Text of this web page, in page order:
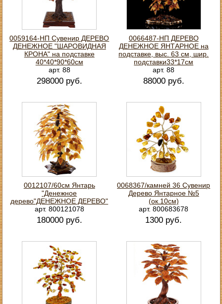
0059164-НП Сувенир ДЕРЕВО
ДЕНЕЖНОЕ "ШАРОВИДНАЯ
КРОНА" на подставке
40*40*90*60см
арт. 88
298000 руб.
0066487-НП ДЕРЕВО
ДЕНЕЖНОЕ ЯНТАРНОЕ на
подставке, выс. 63 см, шир.
подставки33*17см
арт. 88
88000 руб.
0012107/60см Янтарь
"Денежное
дерево"ДЕНЕЖНОЕ ДЕРЕВО"
арт. 800121078
180000 руб.
0068367/камней 36 Сувенир
Дерево Янтарное №5
(ок.10см)
арт. 800683678
1300 руб.